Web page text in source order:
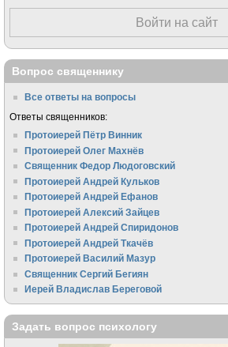
Войти на сайт
Вопрос священнику
Все ответы на вопросы
Ответы священников:
Протоиерей Пётр Винник
Протоиерей Олег Махнёв
Священник Федор Людоговский
Протоиерей Андрей Кульков
Протоиерей Андрей Ефанов
Протоиерей Алексий Зайцев
Протоиерей Андрей Спиридонов
Протоиерей Андрей Ткачёв
Протоиерей Василий Мазур
Священник Сергий Бегиян
Иерей Владислав Береговой
Задать вопрос психологу